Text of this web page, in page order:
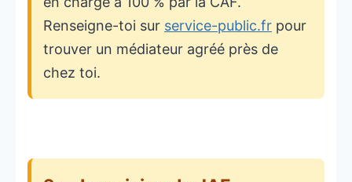
Renseigne-toi sur service-public.fr pour
trouver un médiateur agréé près de
chez toi.